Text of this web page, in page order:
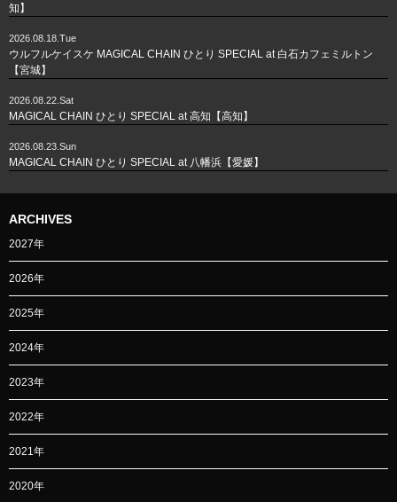
知】
2026.08.18.Tue
ウルフルケイスケ MAGICAL CHAIN ひとり SPECIAL at 白石カフェミルトン
【宮城】
2026.08.22.Sat
MAGICAL CHAIN ひとり SPECIAL at 高知【高知】
2026.08.23.Sun
MAGICAL CHAIN ひとり SPECIAL at 八幡浜【愛媛】
ARCHIVES
2027年
2026年
2025年
2024年
2023年
2022年
2021年
2020年